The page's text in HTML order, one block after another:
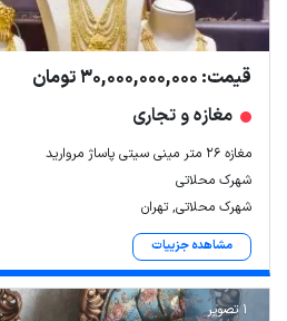
قیمت: 30,000,000,000 تومان
مغازه و تجاری
مغازه ۲۶ متر مینی سیتی پاساژ مروارید
شهرک محلاتی
شهرک محلاتی, تهران
مشاهده جزییات
1 تصویر